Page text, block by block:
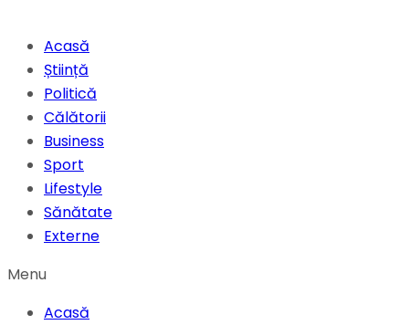
Acasă
Știință
Politică
Călătorii
Business
Sport
Lifestyle
Sănătate
Externe
Menu
Acasă